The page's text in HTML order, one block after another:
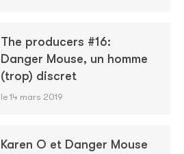
The producers #16:
Danger Mouse, un homme
(trop) discret
le 14 mars 2019
Karen O et Danger Mouse